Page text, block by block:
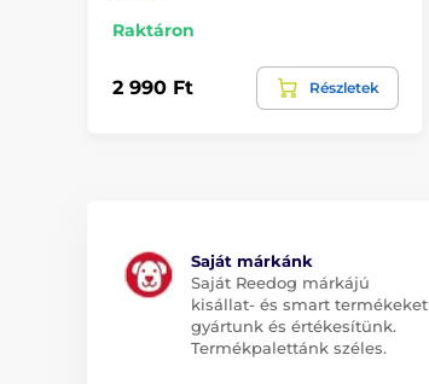
Raktáron
2 990 Ft Részletek
Saját márkánk
Saját Reedog márkájú
kisállat- és smart termékeket
gyártunk és értékesítünk.
Termékpalettánk széles.